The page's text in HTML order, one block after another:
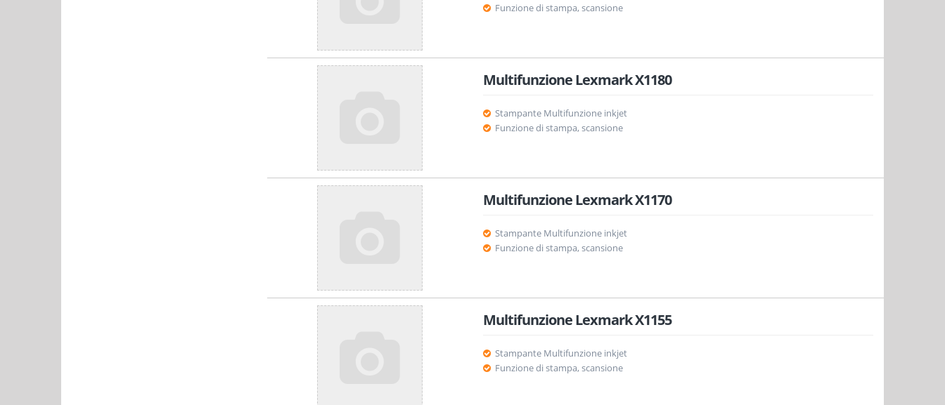
Funzione di stampa, scansione
Multifunzione Lexmark X1180
Stampante Multifunzione inkjet
Funzione di stampa, scansione
Multifunzione Lexmark X1170
Stampante Multifunzione inkjet
Funzione di stampa, scansione
Multifunzione Lexmark X1155
Stampante Multifunzione inkjet
Funzione di stampa, scansione